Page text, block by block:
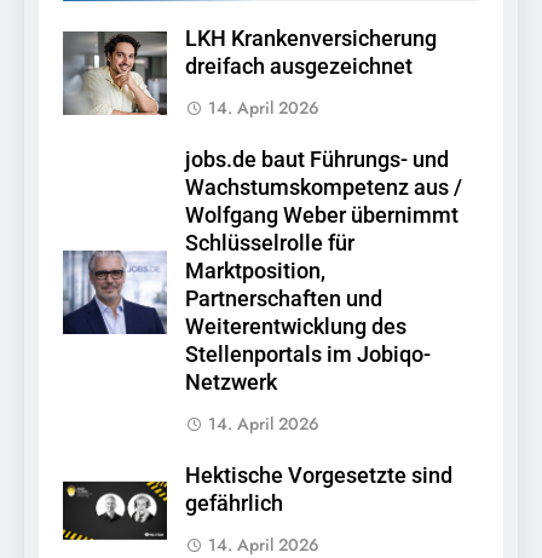
LKH Krankenversicherung
dreifach ausgezeichnet
14. April 2026
jobs.de baut Führungs- und
Wachstumskompetenz aus /
Wolfgang Weber übernimmt
Schlüsselrolle für
Marktposition,
Partnerschaften und
Weiterentwicklung des
Stellenportals im Jobiqo-
Netzwerk
14. April 2026
Hektische Vorgesetzte sind
gefährlich
14. April 2026